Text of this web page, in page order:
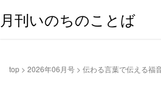
月刊いのちのことば
top > 2026年06月号 > 伝わる言葉で伝える福